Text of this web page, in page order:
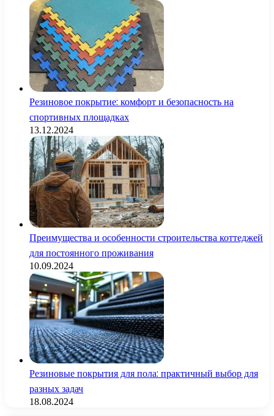
Резиновое покрытие: комфорт и безопасность на
спортивных площадках
13.12.2024
Преимущества и особенности строительства коттеджей
для постоянного проживания
10.09.2024
Резиновые покрытия для пола: практичный выбор для
разных задач
18.08.2024